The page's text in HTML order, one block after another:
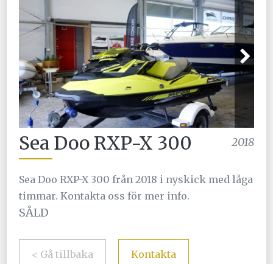
Sea Doo RXP-X 300 2018
Sea Doo RXP-X 300 från 2018 i nyskick med låga
timmar. Kontakta oss för mer info.
SÅLD
< Gå tillbaka Kontakta